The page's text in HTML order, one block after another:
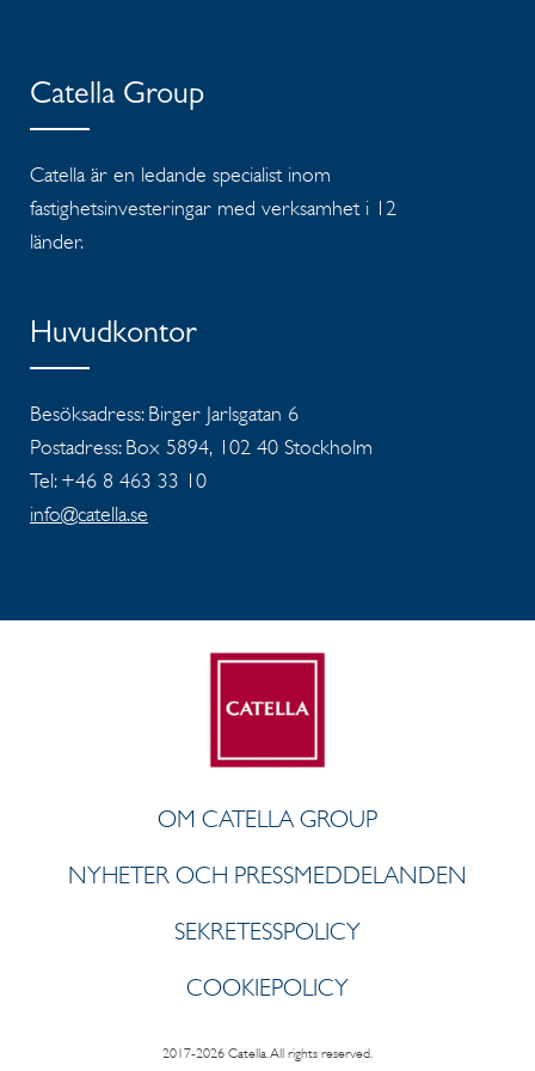
Catella Group
Catella är en ledande specialist inom
fastighetsinvesteringar med verksamhet i 12
länder.
Huvudkontor
Besöksadress: Birger Jarlsgatan 6
Postadress: Box 5894, 102 40 Stockholm
Tel: +46 8 463 33 10
info@catella.se
OM CATELLA GROUP
NYHETER OCH PRESSMEDDELANDEN
SEKRETESSPOLICY
COOKIEPOLICY
2017-2026 Catella. All rights reserved.